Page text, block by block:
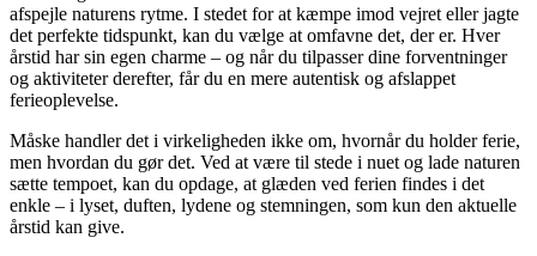
afspejle naturens rytme. I stedet for at kæmpe imod vejret eller jagte
det perfekte tidspunkt, kan du vælge at omfavne det, der er. Hver
årstid har sin egen charme – og når du tilpasser dine forventninger
og aktiviteter derefter, får du en mere autentisk og afslappet
ferieoplevelse.
Måske handler det i virkeligheden ikke om, hvornår du holder ferie,
men hvordan du gør det. Ved at være til stede i nuet og lade naturen
sætte tempoet, kan du opdage, at glæden ved ferien findes i det
enkle – i lyset, duften, lydene og stemningen, som kun den aktuelle
årstid kan give.